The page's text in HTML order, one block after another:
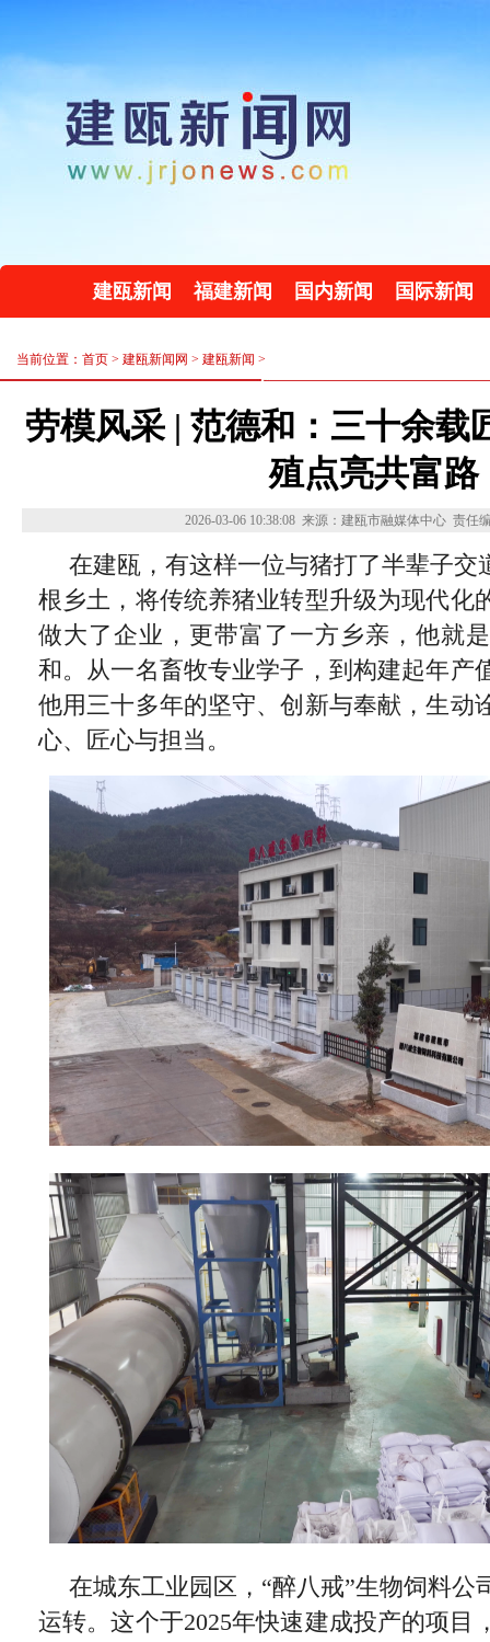
建瓯新闻 福建新闻 国内新闻 国际新闻
当前位置：首页 > 建瓯新闻网 > 建瓯新闻 >
劳模风采 | 范德和：三十余载
殖点亮共富路
2026-03-06 10:38:08 来源：建瓯市融媒体中心 责任
在建瓯，有这样一位与猪打了半辈子交
根乡土，将传统养猪业转型升级为现代化
做大了企业，更带富了一方乡亲，他就
和。从一名畜牧专业学子，到构建起年产
他用三十多年的坚守、创新与奉献，生动
心、匠心与担当。
在城东工业园区，“醉八戒”生物饲料公
运转。这个于2025年快速建成投产的项目